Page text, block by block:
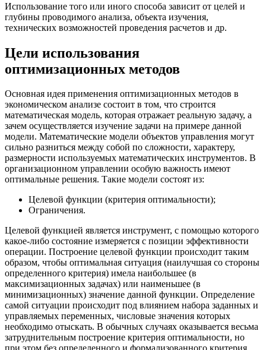
Использование того или иного способа зависит от целей и
глубины проводимого анализа, объекта изучения,
технических возможностей проведения расчетов и др.
Цели использования
оптимизационных методов
Основная идея применения оптимизационных методов в
экономическом анализе состоит в том, что строится
математическая модель, которая отражает реальную задачу, а
зачем осуществляется изучение задачи на примере данной
модели. Математические модели объектов управления могут
сильно разниться между собой по сложности, характеру,
размерности используемых математических инструментов. В
организационном управлении особую важность имеют
оптимальные решения. Такие модели состоят из:
Целевой функции (критерия оптимальности);
Ограничения.
Целевой функцией является инструмент, с помощью которого
какое-либо состояние измеряется с позиции эффективности
операции. Построение целевой функции происходит таким
образом, чтобы оптимальная ситуация (наилучшая со стороны
определенного критерия) имела наибольшее (в
максимизационных задачах) или наименьшее (в
минимизационных) значение данной функции. Определение
самой ситуации происходит под влиянием набора заданных и
управляемых переменных, числовые значения которых
необходимо отыскать. В обычных случаях оказывается весьма
затруднительным построение критерия оптимальности, но